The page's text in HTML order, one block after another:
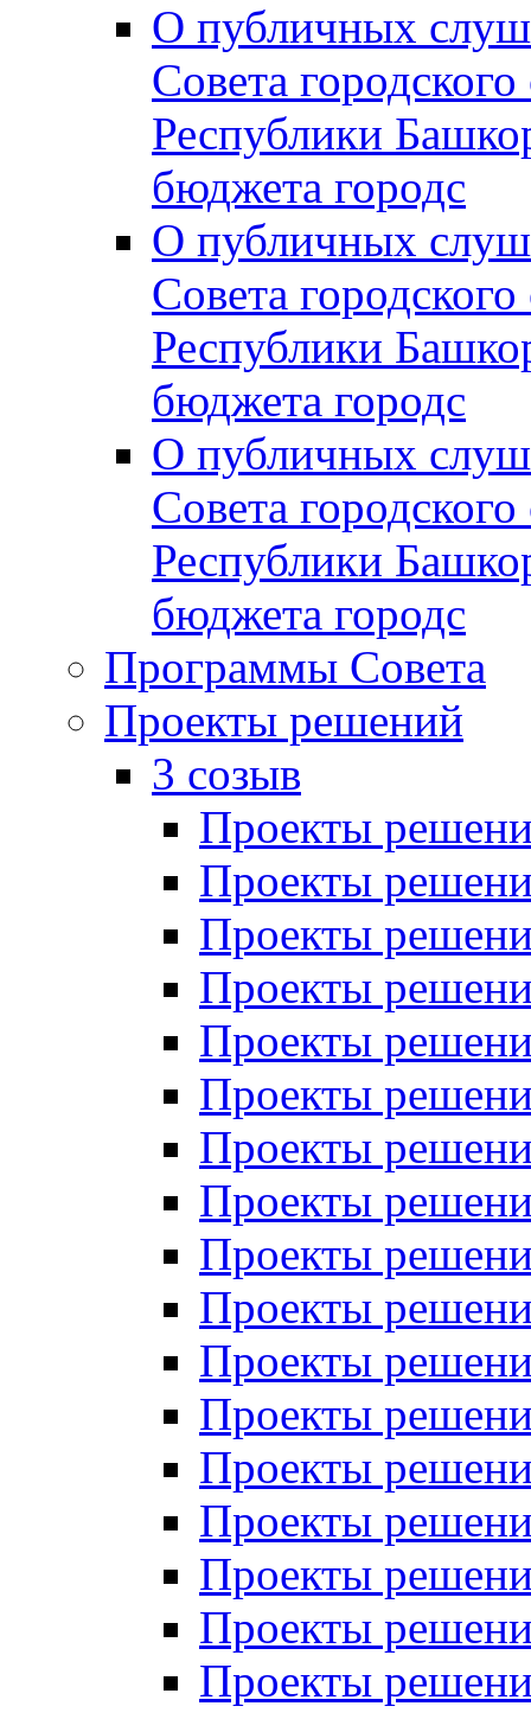
О публичных
Совета
Республики
бюджета городс
О публичных
Совета
Республики
бюджета городс
О публичных
Совета
Республики
бюджета городс
Программы Совета
Проекты решений
3 созыв
Проекты
Проекты
Проекты
Проекты
Проекты
Проекты
Проекты
Проекты
Проекты
Проекты
Проекты
Проекты
Проекты
Проекты
Проекты
Проекты
Проекты